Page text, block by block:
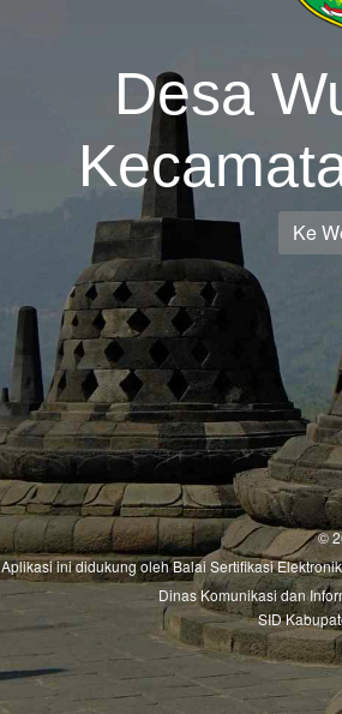
Desa
Ke
©
Aplikasi ini didukung olehBalai Sertifikasi
Dinas Komunikasi dan
SID